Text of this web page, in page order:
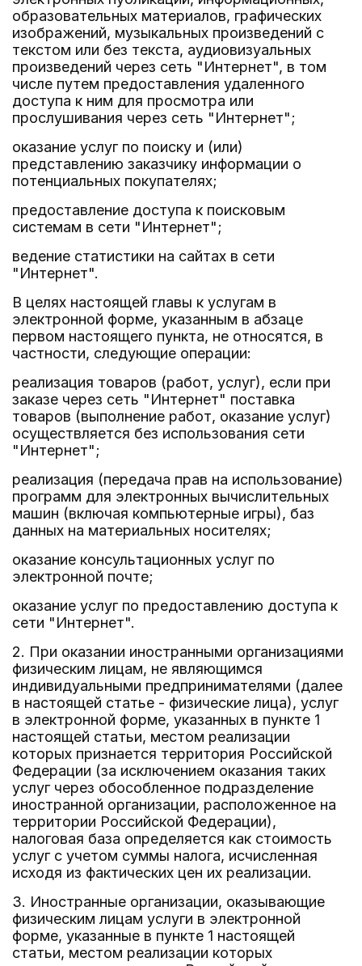
образовательных материалов, графических
изображений, музыкальных произведений с
текстом или без текста, аудиовизуальных
произведений через сеть "Интернет", в том
числе путем предоставления удаленного
доступа к ним для просмотра или
прослушивания через сеть "Интернет";
оказание услуг по поиску и (или)
представлению заказчику информации о
потенциальных покупателях;
предоставление доступа к поисковым
системам в сети "Интернет";
ведение статистики на сайтах в сети
"Интернет".
В целях настоящей главы к услугам в
электронной форме, указанным в абзаце
первом настоящего пункта, не относятся, в
частности, следующие операции:
реализация товаров (работ, услуг), если при
заказе через сеть "Интернет" поставка
товаров (выполнение работ, оказание услуг)
осуществляется без использования сети
"Интернет";
реализация (передача прав на использование)
программ для электронных вычислительных
машин (включая компьютерные игры), баз
данных на материальных носителях;
оказание консультационных услуг по
электронной почте;
оказание услуг по предоставлению доступа к
сети "Интернет".
2. При оказании иностранными организациями
физическим лицам, не являющимся
индивидуальными предпринимателями (далее
в настоящей статье - физические лица), услуг
в электронной форме, указанных в пункте 1
настоящей статьи, местом реализации
которых признается территория Российской
Федерации (за исключением оказания таких
услуг через обособленное подразделение
иностранной организации, расположенное на
территории Российской Федерации),
налоговая база определяется как стоимость
услуг с учетом суммы налога, исчисленная
исходя из фактических цен их реализации.
3. Иностранные организации, оказывающие
физическим лицам услуги в электронной
форме, указанные в пункте 1 настоящей
статьи, местом реализации которых